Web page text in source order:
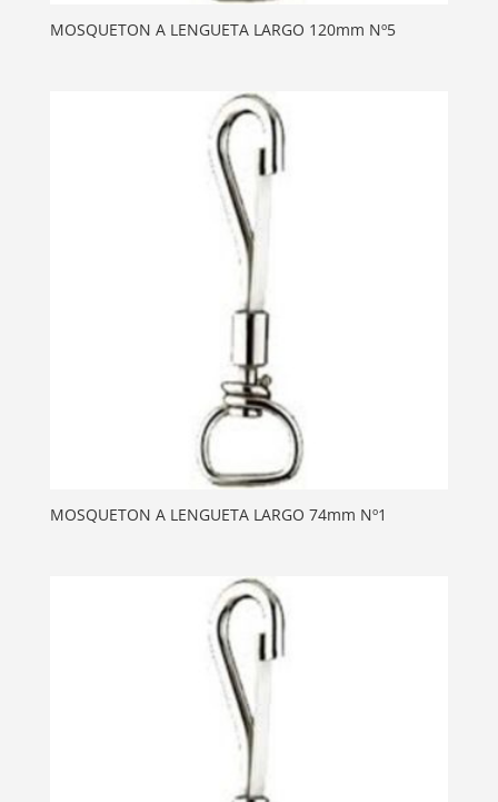
MOSQUETON A LENGUETA LARGO 120mm Nº5
MOSQUETON A LENGUETA LARGO 74mm Nº1